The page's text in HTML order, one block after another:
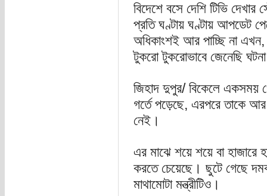
বিদেশে বসে দেশি টিভি
প্রতি ঘণ্টায় ঘণ্টায় আপডেট
অধিকাংশই আর পাচ্ছি না
টুকরো টুকরোভাবে জেনেছি
জিহাদ দুপুর/ বিকেলে একসময়
গর্তে পড়েছে, এরপরে তাকে
নেই।
এর মাঝে শয়ে শয়ে বা হাজারে
করতে চেয়েছে। ছুটে গেছে
মাথামোটা মন্ত্রীটিও।